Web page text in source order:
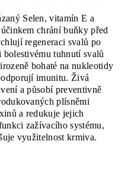
Selen, vitamín E a
chrání buňky před
regeneraci svalů po
tuhnutí svalů
bohaté na nukleotidy
imunitu. Živá
a působí preventivně
plísněmi
a redukuje jejich
zažívacího systému,
využitelnost krmiva.